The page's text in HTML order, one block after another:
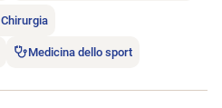
Chirurgia
Medicina dello sport